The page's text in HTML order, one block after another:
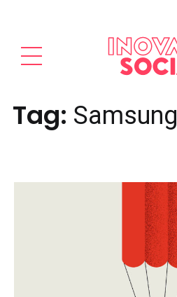
Tag: Samsung